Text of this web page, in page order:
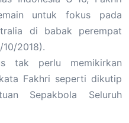
untuk fokus pada
di babak perempat
10/2018).
tak perlu memikirkan
Fakhri seperti dikutip
Sepakbola Seluruh